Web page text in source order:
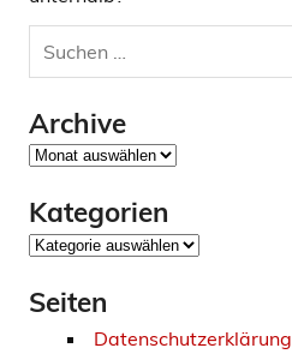
Archive
Archive
Kategorien
Kategorien
Seiten
Datenschutzerklärung